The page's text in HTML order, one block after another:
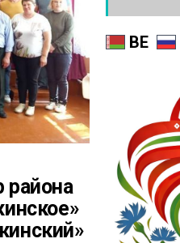
района
BE